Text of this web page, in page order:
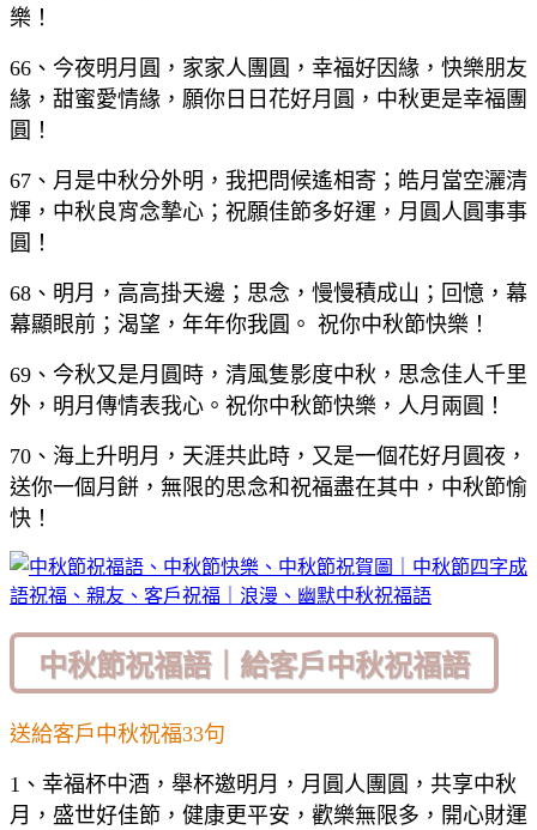
樂！
66、今夜明月圓，家家人團圓，幸福好因緣，快樂朋友
緣，甜蜜愛情緣，願你日日花好月圓，中秋更是幸福團
圓！
67、月是中秋分外明，我把問候遙相寄；皓月當空灑清
輝，中秋良宵念摯心；祝願佳節多好運，月圓人圓事事
圓！
68、明月，高高掛天邊；思念，慢慢積成山；回憶，幕
幕顯眼前；渴望，年年你我圓。 祝你中秋節快樂！
69、今秋又是月圓時，清風隻影度中秋，思念佳人千里
外，明月傳情表我心。祝你中秋節快樂，人月兩圓！
70、海上升明月，天涯共此時，又是一個花好月圓夜，
送你一個月餅，無限的思念和祝福盡在其中，中秋節愉
快！
中秋節祝福語｜給客戶中秋祝福語
送給客戶中秋祝福33句
1、幸福杯中酒，舉杯邀明月，月圓人團圓，共享中秋
月，盛世好佳節，健康更平安，歡樂無限多，開心財運